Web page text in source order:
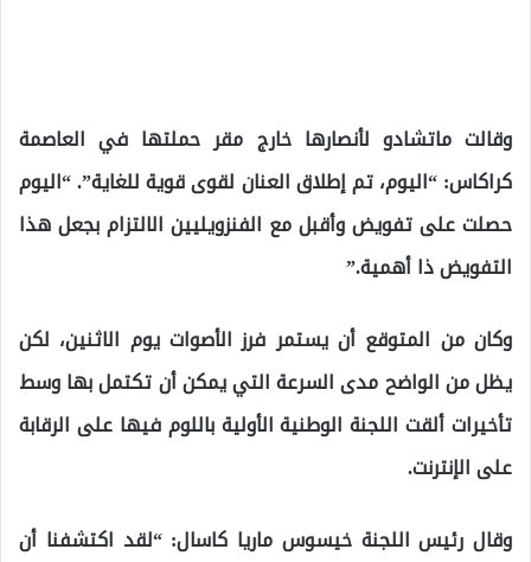
وقالت ماتشادو لأنصارها خارج مقر حملتها في العاصمة
كراكاس: “اليوم، تم إطلاق العنان لقوى قوية للغاية”. “اليوم
حصلت على تفويض وأقبل مع الفنزويليين الالتزام بجعل هذا
التفويض ذا أهمية.”
وكان من المتوقع أن يستمر فرز الأصوات يوم الاثنين، لكن
يظل من الواضح مدى السرعة التي يمكن أن تكتمل بها وسط
تأخيرات ألقت اللجنة الوطنية الأولية باللوم فيها على الرقابة
على الإنترنت.
وقال رئيس اللجنة خيسوس ماريا كاسال: “لقد اكتشفنا أن